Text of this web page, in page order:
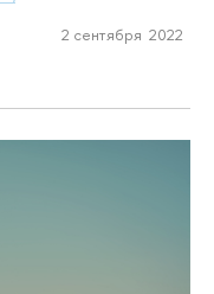
2 сентября 2022